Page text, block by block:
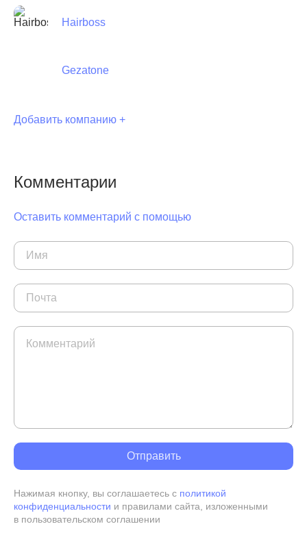
Hairboss
Gezatone
Добавить компанию +
Комментарии
Оставить комментарий с помощью
Нажимая кнопку, вы соглашаетесь с политикой
конфиденциальности и правилами сайта, изложенными
в пользовательском соглашении